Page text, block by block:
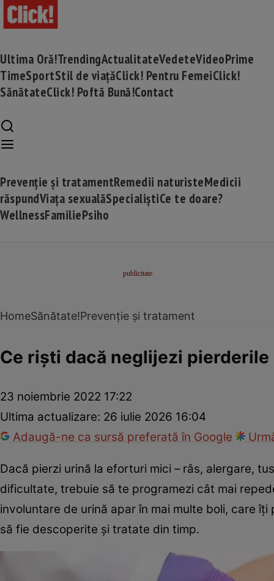
Ultima Oră!TrendingActualitateVedeteVideoPrime
TimeSportStil de viațăClick! Pentru FemeiClick!
SănătateClick! Poftă Bună!Contact
Prevenție și tratamentRemedii naturisteMedicii
răspundViața sexualăSpecialiștiCe te doare?
WellnessFamiliePsiho
HomeSănătate!Prevenție și tratament
Ce riști dacă neglijezi
23 noiembrie 2022 17:22
Ultima actualizare: 26 iulie 2026 16:04
Adaugă-ne ca sursă preferată în Google
Dacă pierzi urină la eforturi mici – râs, alergare,
dificultate, trebuie să te programezi cât mai
involuntare de urină apar în mai multe boli, care
să fie descoperite și tratate din timp.